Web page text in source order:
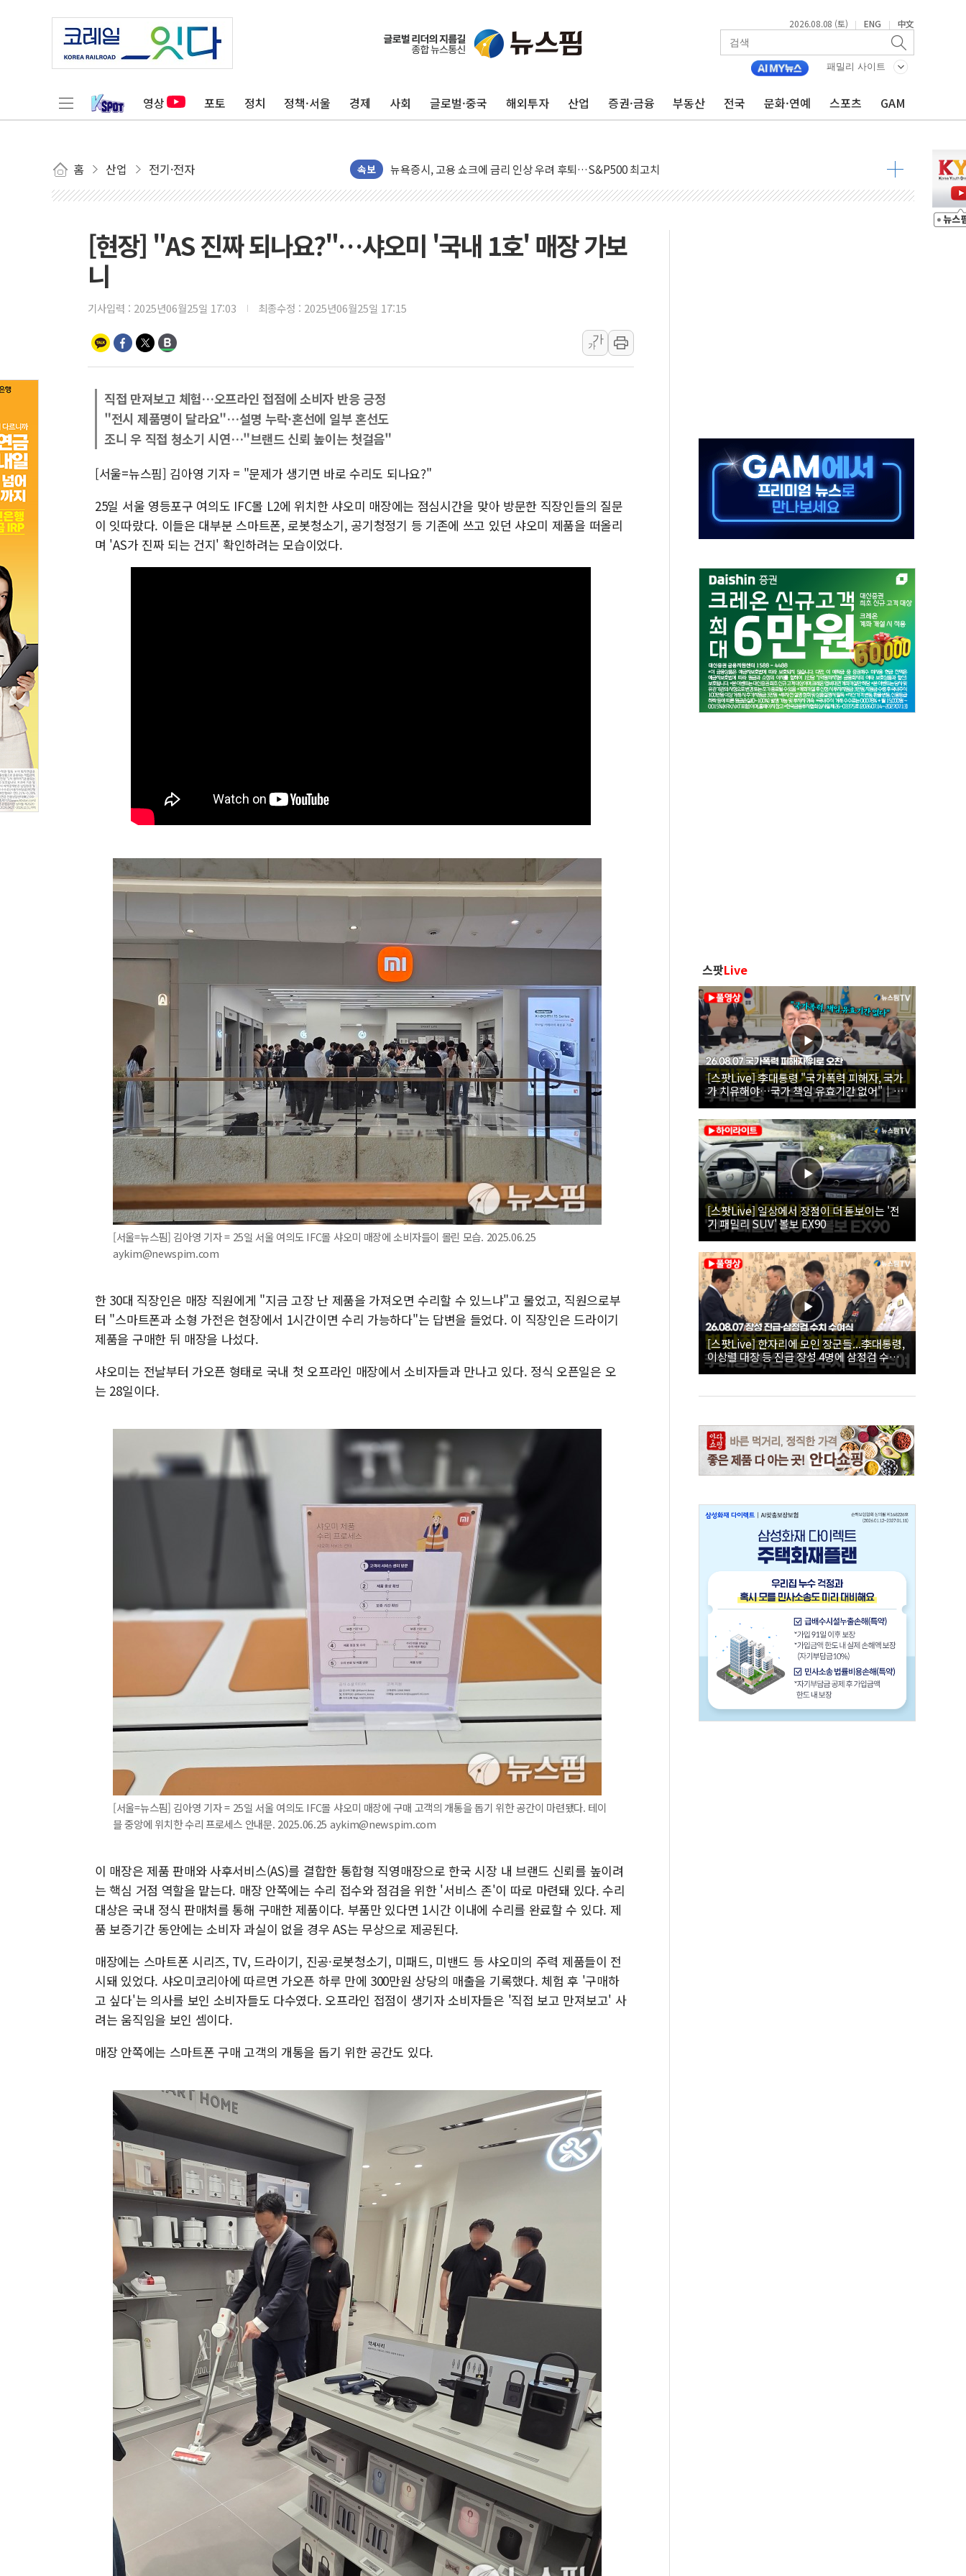
2026.08.08 (토) | ENG | 中文
패밀리 사이트
영상 포토 정치 정책·서울 경제 사회 글로벌·중국 해외투자 산업 증권·금융 부동산 전국 문화·연예 스포츠 GAM
홈 산업 전기·전자 속보
민주, 오늘 제주·인천 경선 결과 발표...'김민석 재역전 vs 정청래 격차 확대'
한상협, 업계 개인정보 보안 새판 짠다…'자율규제단체' 타진
트럼프, 쿡 연준 이사 해임 재추진…"26일까지 의혹 소명" 요구
유럽증시, 美 고용 예상 밖 부진에 연준 금리 인상 가능성 낮아지며 상승… STOXX 600 지수는 나흘 연속 최고치
[종합] 이슬람 수니파 3국, '공동방위협정' 체결… 이스라엘·이란 위협에 맞설 자체 억지력 강화
트럼프, 백신·자폐증 행정명령 검토…"이르면 다음 주"
[AI MY 뉴스] 뉴욕 반도체주 프리뷰...美 고용 쇼크에 반도체주 '활짝'
뉴욕증시 프리뷰, 美 고용 쇼크에 금리 인상 우려 후퇴…나스닥 선물 1%대 상승
트럼프 "금리 내려야"…파월 때와 달리 워시엔 톤 낮춰
李 "해남 태양광, 대한민국 다음 100년 밑거름…수도권 집중 완화 전환점"
[현장] "AS 진짜 되나요?"…샤오미 '국내 1호' 매장 가보
니
기사입력 : 2025년06월25일 17:03 최종수정 : 2025년06월25일 17:15
가
가
직접 만져보고 체험…오프라인 접점에 소비자 반응 긍정
"전시 제품명이 달라요"…설명 누락·혼선에 일부 혼선도
조니 우 직접 청소기 시연…"브랜드 신뢰 높이는 첫걸음"
[서울=뉴스핌] 김아영 기자 = "문제가 생기면 바로 수리도 되나요?"
25일 서울 영등포구 여의도 IFC몰 L2에 위치한 샤오미 매장에는 점심시간을 맞아 방문한 직장인들의 질문
이 잇따랐다. 이들은 대부분 스마트폰, 로봇청소기, 공기청정기 등 기존에 쓰고 있던 샤오미 제품을 떠올리
며 'AS가 진짜 되는 건지' 확인하려는 모습이었다.
[서울=뉴스핌] 김아영 기자 = 25일 서울 여의도 IFC몰 샤오미 매장에 소비자들이 몰린 모습. 2025.06.25
aykim@newspim.com
한 30대 직장인은 매장 직원에게 "지금 고장 난 제품을 가져오면 수리할 수 있느냐"고 물었고, 직원으로부
터 "스마트폰과 소형 가전은 현장에서 1시간이면 수리 가능하다"는 답변을 들었다. 이 직장인은 드라이기
제품을 구매한 뒤 매장을 나섰다.
샤오미는 전날부터 가오픈 형태로 국내 첫 오프라인 매장에서 소비자들과 만나고 있다. 정식 오픈일은 오
는 28일이다.
[서울=뉴스핌] 김아영 기자 = 25일 서울 여의도 IFC몰 샤오미 매장에 구매 고객의 개통을 돕기 위한 공간이 마련됐다. 테이
블 중앙에 위치한 수리 프로세스 안내문. 2025.06.25 aykim@newspim.com
이 매장은 제품 판매와 사후서비스(AS)를 결합한 통합형 직영매장으로 한국 시장 내 브랜드 신뢰를 높이려
는 핵심 거점 역할을 맡는다. 매장 안쪽에는 수리 접수와 점검을 위한 '서비스 존'이 따로 마련돼 있다. 수리
대상은 국내 정식 판매처를 통해 구매한 제품이다. 부품만 있다면 1시간 이내에 수리를 완료할 수 있다. 제
품 보증기간 동안에는 소비자 과실이 없을 경우 AS는 무상으로 제공된다.
매장에는 스마트폰 시리즈, TV, 드라이기, 진공·로봇청소기, 미패드, 미밴드 등 샤오미의 주력 제품들이 전
시돼 있었다. 샤오미코리아에 따르면 가오픈 하루 만에 300만원 상당의 매출을 기록했다. 체험 후 '구매하
고 싶다'는 의사를 보인 소비자들도 다수였다. 오프라인 접점이 생기자 소비자들은 '직접 보고 만져보고' 사
려는 움직임을 보인 셈이다.
매장 안쪽에는 스마트폰 구매 고객의 개통을 돕기 위한 공간도 있다.
스팟Live
[스팟Live] 李대통령 "국가폭력 피해자, 국가
가 치유해야…국가 책임 유효기간 없어"｜
26.08.07 국가폭력 피해자 위로 오찬
[스팟Live] 일상에서 장점이 더 돋보이는 '전
기 패밀리 SUV' 볼보 EX90
[스팟Live] 한자리에 모인 장군들...李대통령,
이상렬 대장 등 진급 장성 4명에 삼정검 수치
직접 수여｜26.08.07 장성 진급·삼정검 수치